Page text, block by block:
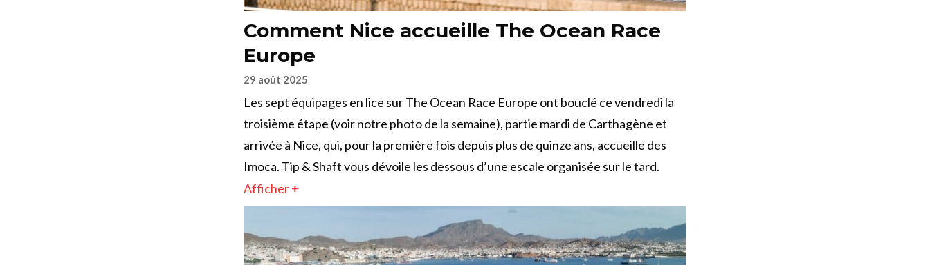
Comment Nice accueille The Ocean Race
Europe
29 août 2025
Les sept équipages en lice sur The Ocean Race Europe ont bouclé ce vendredi la
troisième étape (voir notre photo de la semaine), partie mardi de Carthagène et
arrivée à Nice, qui, pour la première fois depuis plus de quinze ans, accueille des
Imoca. Tip & Shaft vous dévoile les dessous d’une escale organisée sur le tard.
Afficher +